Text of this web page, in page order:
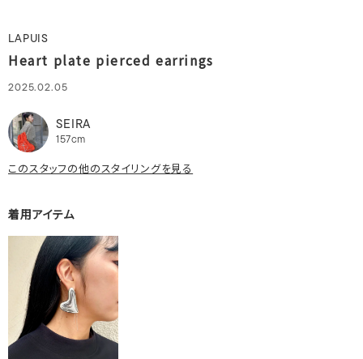
LAPUIS
Heart plate pierced earrings
2025.02.05
SEIRA
157cm
このスタッフの他のスタイリングを見る
着用アイテム